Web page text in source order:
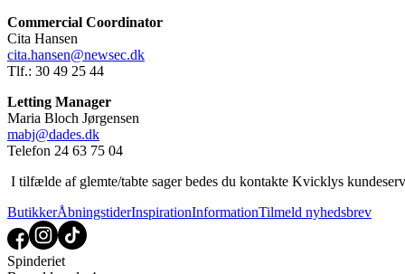
Commercial Coordinator
Cita Hansen
cita.hansen@newsec.dk
Tlf.: 30 49 25 44
Letting Manager
Maria Bloch Jørgensen
mabj@dades.dk
Telefon 24 63 75 04
I tilfælde af glemte/tabte sager bedes du kontakte Kvicklys
ButikkerÅbningstiderInspirationInformationTilmeld nyhedsbrev
Spinderiet